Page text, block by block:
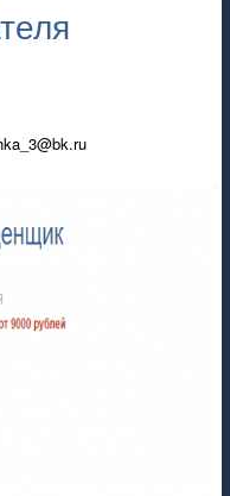
ДНР": закладки,
от Центра Занятости
ДНР